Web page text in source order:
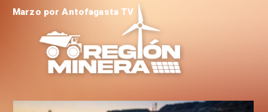
Marzo por Antofagasta TV